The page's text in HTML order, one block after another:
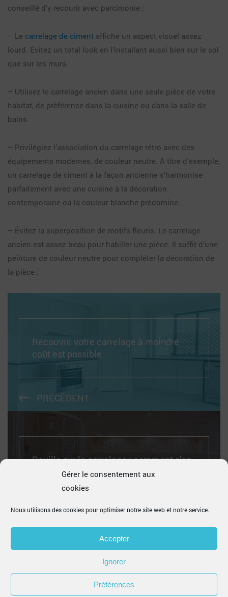
Gérer le consentement aux
cookies
Nous utilisons des cookies pour optimiser notre site web et notre service.
Accepter
Ignorer
Préférences
conseillé d’y recourir avec parcimonie :
– Le carrelage de ciment affiche un aspect visuel assez
lourd. Évitez un total look en l’installant aussi bien sur le sol
que sur les murs.
– Utilisez le carrelage ancien dans une seule pièce de votre
habitat, de préférence dans la cuisine ou dans la salle de
bains.
– Privilégiez l’association du carrelage rétro avec des
équipements modernes, de couleur neutre. À titre d’exemple,
un carrelage de ciment à la façon ancienne s’harmonise
parfaitement avec une cuisine à la décoration
contemporaine où la couleur blanche prédomine.
– Évitez la superposition de motifs fleuris. Le carrelage
ancien est assez beau pour habiller une pièce. Il suffit d’une
peinture de couleur neutre pour compléter la décoration de
la pièce ;
Recouvrir votre carrelage à moindre
coût est possible
PRÉCÉDENT
Rouille sur le carrelage : comment s’en
débarrasser ?
SUIVANT